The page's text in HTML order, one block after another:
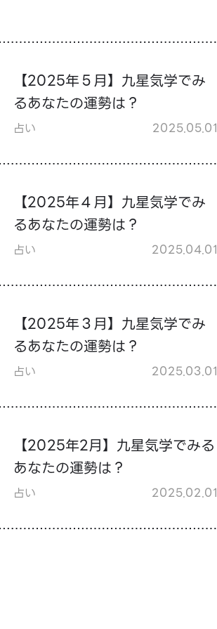
【2025年５月】九星気学でみ
るあなたの運勢は？
占い 2025.05.01
【2025年４月】九星気学でみ
るあなたの運勢は？
占い 2025.04.01
【2025年３月】九星気学でみ
るあなたの運勢は？
占い 2025.03.01
【2025年2月】九星気学でみる
あなたの運勢は？
占い 2025.02.01